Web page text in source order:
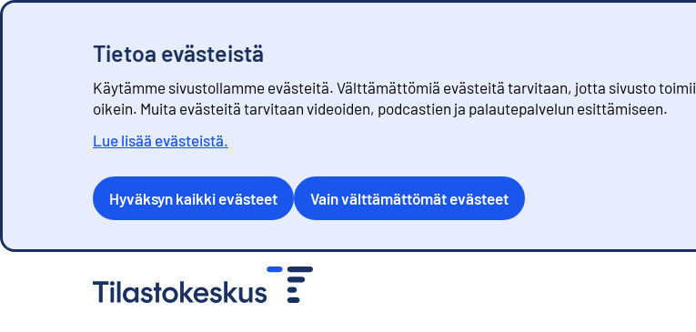
Tietoa evästeistä
Käytämme sivustollamme evästeitä. Välttämättömiä evästeitä tarvitaan, jotta sivusto toimii
oikein. Muita evästeitä tarvitaan videoiden, podcastien ja palautepalvelun esittämiseen.
Lue lisää evästeistä.
Hyväksyn kaikki evästeet Vain välttämättömät evästeet